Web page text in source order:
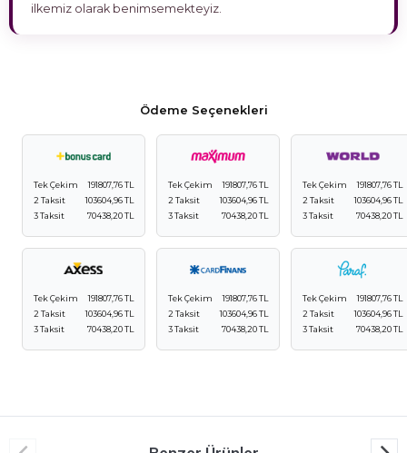
ilkemiz olarak benimsemekteyiz.
Ödeme Seçenekleri
Tek Çekim
191807,76 TL
2 Taksit
103604,96 TL
3 Taksit
70438,20 TL
Tek Çekim
191807,76 TL
2 Taksit
103604,96 TL
3 Taksit
70438,20 TL
Tek Çekim
191807,76 TL
2 Taksit
103604,96 TL
3 Taksit
70438,20 TL
Tek Çekim
191807,76 TL
2 Taksit
103604,96 TL
3 Taksit
70438,20 TL
Tek Çekim
191807,76 TL
2 Taksit
103604,96 TL
3 Taksit
70438,20 TL
Tek Çekim
191807,76 TL
2 Taksit
103604,96 TL
3 Taksit
70438,20 TL